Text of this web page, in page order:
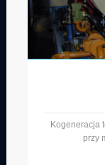
Kogeneracja
przy